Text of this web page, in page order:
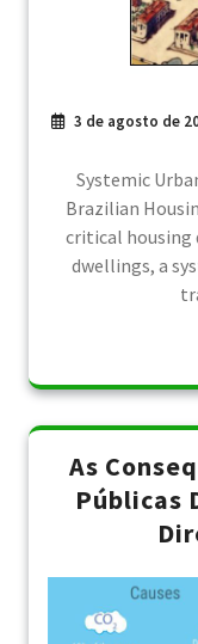
3 de agosto de
Systemic
Brazilian
critical
dwellings, a
As
Públicas